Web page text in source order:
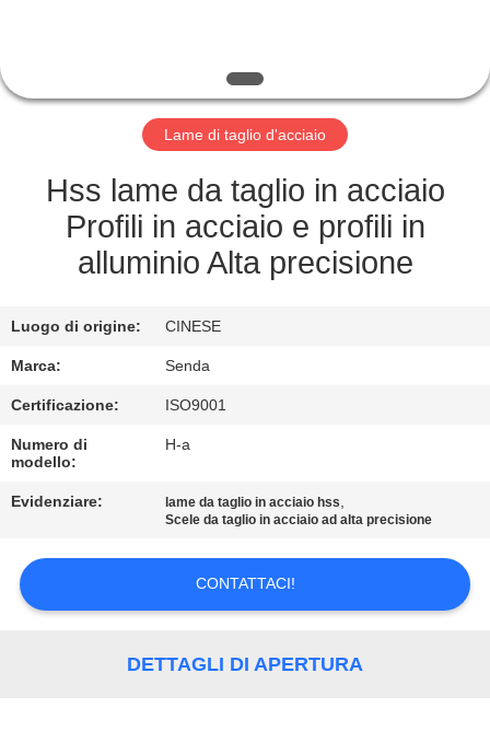
CONTROLLO
DELLA
NOTIZIE
CHIEDI UN
PREVENTIVO
MAPPA
DEL
POLITICA
PRIVACY
Lame di taglio d'acciaio
Hss lame da taglio in acciaio
Profili in acciaio e profili in
alluminio Alta precisione
Luogo di origine: CINESE
Marca: Senda
Certificazione: ISO9001
Numero di
modello:
H-a
Evidenziare: lame da taglio in acciaio hss,
Scele da taglio in acciaio ad alta precisione
CONTATTACI!
DETTAGLI DI APERTURA